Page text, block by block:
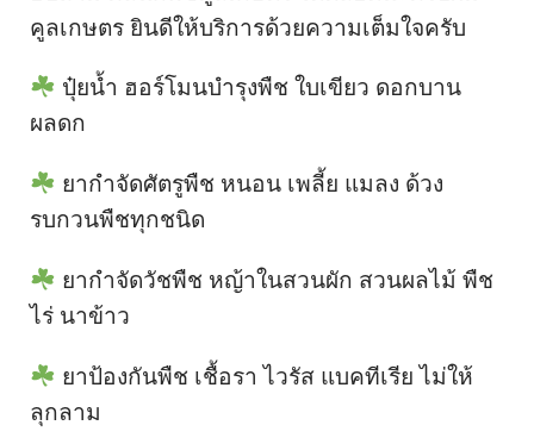
คูลเกษตร ยินดีให้บริการด้วยความเต็มใจครับ
ปุ๋ยน้ำ ฮอร์โมนบำรุงพืช ใบเขียว ดอกบาน
ผลดก
ยากำจัดศัตรูพืช หนอน เพลี้ย แมลง ด้วง
รบกวนพืชทุกชนิด
ยากำจัดวัชพืช หญ้าในสวนผัก สวนผลไม้ พืช
ไร่ นาข้าว
ยาป้องกันพืช เชื้อรา ไวรัส แบคทีเรีย ไม่ให้
ลุกลาม